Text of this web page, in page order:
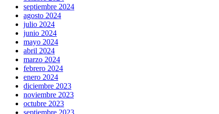
septiembre 2024
agosto 2024
julio 2024
junio 2024
mayo 2024
abril 2024
marzo 2024
febrero 2024
enero 2024
diciembre 2023
noviembre 2023
octubre 2023
septiembre 2023